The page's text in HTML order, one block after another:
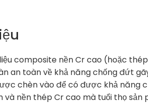
composite nền Cr cao (hoặc
an toàn về khả năng chống đứt
chèn vào để có được khả năng
và nền thép Cr cao mà tuổi thọ